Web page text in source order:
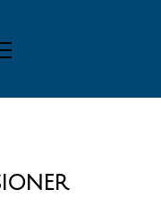
Menu